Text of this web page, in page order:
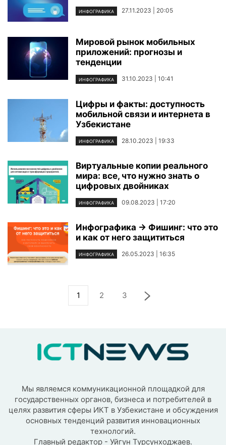
ИНФОГРАФИКА 27.11.2023 | 20:05
Мировой рынок мобильных
приложений: прогнозы и
тенденции
ИНФОГРАФИКА 31.10.2023 | 10:41
Цифры и факты: доступность
мобильной связи и интернета в
Узбекистане
ИНФОГРАФИКА 28.10.2023 | 19:33
Виртуальные копии реального
мира: все, что нужно знать о
цифровых двойниках
ИНФОГРАФИКА 09.08.2023 | 17:20
Инфографика → Фишинг: что это
и как от него защититься
ИНФОГРАФИКА 26.05.2023 | 16:35
1 2 3
Мы являемся коммуникационной площадкой для
государственных органов, бизнеса и потребителей в
целях развития сферы ИКТ в Узбекистане и обсуждения
основных тенденций развития инновационных
технологий.
Главный редактор - Уйгун Турсунходжаев.